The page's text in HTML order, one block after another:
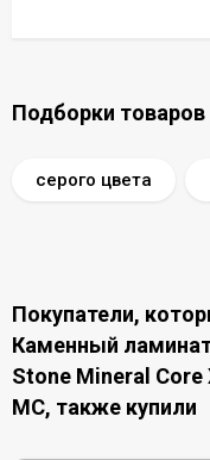
Подборки товаров
серого цвета
Покупатели,
Каменный
Stone Mineral
MC, также купили